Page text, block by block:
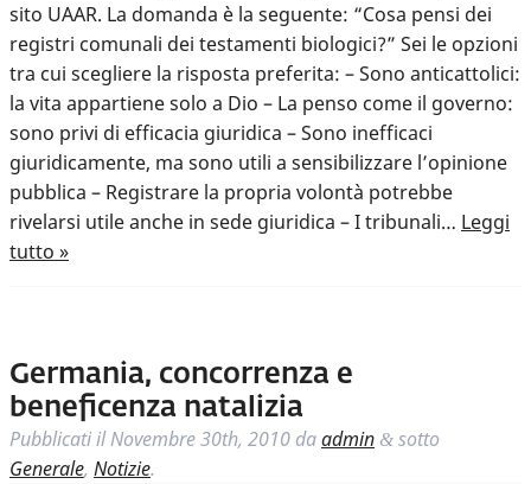
sito UAAR. La domanda è la seguente: “Cosa pensi dei
registri comunali dei testamenti biologici?” Sei le opzioni
tra cui scegliere la risposta preferita: – Sono anticattolici:
la vita appartiene solo a Dio – La penso come il governo:
sono privi di efficacia giuridica – Sono inefficaci
giuridicamente, ma sono utili a sensibilizzare l’opinione
pubblica – Registrare la propria volontà potrebbe
rivelarsi utile anche in sede giuridica – I tribunali… Leggi
tutto »
Germania, concorrenza e
beneficenza natalizia
Pubblicati ilNovembre 30th, 2010 daadmin & sotto
Generale, Notizie.